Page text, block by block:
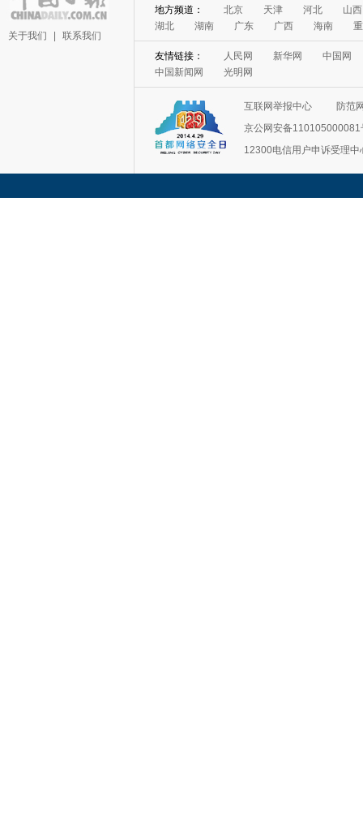
关于我们 联系我们
地方频道： 北京 天津 河北
山西
湖北
湖南 广东 广西 海南
友情链接： 人民网 新华网
中国网
中国新闻网
光明网
互联网举报中心
防范
京公网安备110105000081
12300电信用户申诉受理中